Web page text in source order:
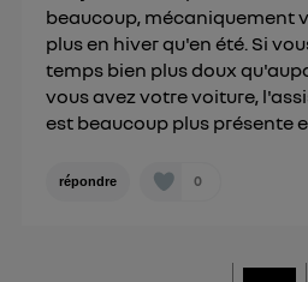
beaucoup, mécaniquement
plus en hiver qu'en été. Si
temps bien plus doux
vous avez votre voiture,
est beaucoup plus présente
répondre 0